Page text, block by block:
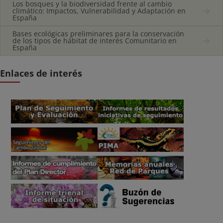
Los bosques y la biodiversidad frente al cambio
climático: Impactos, Vulnerabilidad y Adaptación en
España
Bases ecológicas preliminares para la conservación
de los tipos de hábitat de interés Comunitario en
España
Enlaces de interés